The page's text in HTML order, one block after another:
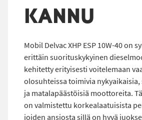
KANNU
Mobil Delvac XHP ESP 10W-40 on
erittäin suorituskykyinen
kehitetty erityisesti voitelemaan
olosuhteissa toimivia
ja matalapäästöisiä moottoreita.
on valmistettu korkealaatuisista
joiden ansiosta sillä on hyvä